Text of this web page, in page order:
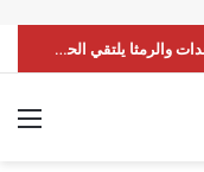
كأس السوبر الأردني .. الفيصلي يواجه الوحدات والرمثا يلتقي الحسين